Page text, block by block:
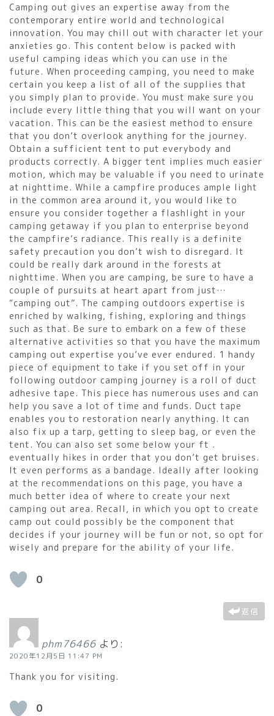
Camping out gives an expertise away from the
contemporary entire world and technological
innovation. You may chill out with character let your
anxieties go. This content below is packed with
useful camping ideas which you can use in the
future. When proceeding camping, you need to make
certain you keep a list of all of the supplies that
you simply plan to provide. You must make sure you
include every little thing that you will want on your
vacation. This can be the easiest method to ensure
that you don’t overlook anything for the journey.
Obtain a sufficient tent to put everybody and
products correctly. A bigger tent implies much easier
motion, which may be valuable if you need to urinate
at nighttime. While a campfire produces ample light
in the common area around it, you would like to
ensure you consider together a flashlight in your
camping getaway if you plan to enterprise beyond
the campfire’s radiance. This really is a definite
safety precaution you don’t wish to disregard. It
could be really dark around in the forests at
nighttime. When you are camping, be sure to have a
couple of pursuits at heart apart from just…
“camping out”. The camping outdoors expertise is
enriched by walking, fishing, exploring and things
such as that. Be sure to embark on a few of these
alternative activities so that you have the maximum
camping out expertise you’ve ever endured. 1 handy
piece of equipment to take if you set off in your
following outdoor camping journey is a roll of duct
adhesive tape. This piece has numerous uses and can
help you save a lot of time and funds. Duct tape
enables you to restoration nearly anything. It can
also fix up a tarp, getting to sleep bag, or even the
tent. You can also set some below your ft .
eventually hikes in order that you don’t get bruises.
It even performs as a bandage. Ideally after looking
at the recommendations on this page, you have a
much better idea of where to create your next
camping out area. Recall, in which you opt to create
camp out could possibly be the component that
decides if your journey will be fun or not, so opt for
wisely and prepare for the ability of your life.
0
返信
phm76466 より:
2020年12月5日 11:47 PM
Thank you for visiting.
0